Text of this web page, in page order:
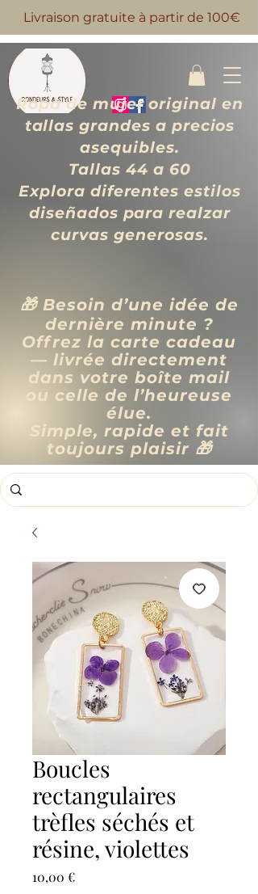
Livraison gratuite à partir de 100€
Ropa de mujer original en
tallas grandes a precios
asequibles.
Tallas 44 a 60
Explora diferentes estilos
diseñados para realzar
curvas generosas.
🎁 Besoin d’une idée de
dernière minute ?
Offrez la carte cadeau
— livrée directement
dans votre boîte mail
ou celle de l’heureuse
élue.
Simple, rapide et fait
toujours plaisir 🎁
Boucles
rectangulaires
trèfles séchés et
résine, violettes
10,00 €Precio